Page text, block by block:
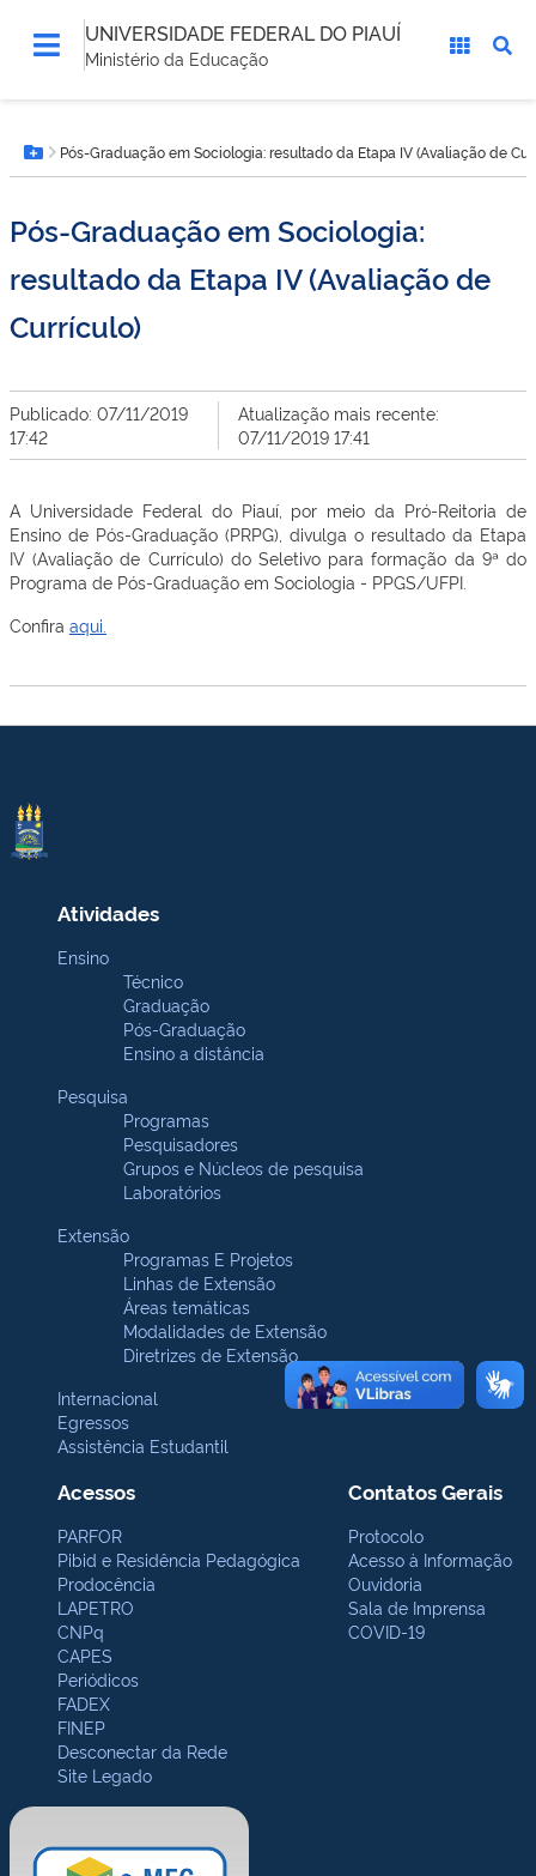
UNIVERSIDADE FEDERAL DO PIAUÍ
Ministério da Educação
está
aqui:Botão Menu
Pós-Graduação em Sociologia: resultado da Etapa IV (Avaliação de
Pós-Graduação em Sociologia:
resultado da Etapa IV (Avaliação de
Currículo)
Publicado: 07/11/2019
17:42
Atualização mais recente:
07/11/2019 17:41
A Universidade Federal do Piauí, por meio da Pró-Reitoria de
Ensino de Pós-Graduação (PRPG), divulga o resultado da Etapa
IV (Avaliação de Currículo) do Seletivo para formação da 9ª do
Programa de Pós-Graduação em Sociologia - PPGS/UFPI.
Confira aqui.
Atividades
Ensino
Técnico
Graduação
Pós-Graduação
Ensino a distância
Pesquisa
Programas
Pesquisadores
Grupos e Núcleos de pesquisa
Laboratórios
Extensão
Programas E Projetos
Linhas de Extensão
Áreas temáticas
Modalidades de Extensão
Diretrizes de Extensão
Internacional
Egressos
Assistência Estudantil
Acessos
PARFOR
Pibid e Residência Pedagógica
Prodocência
LAPETRO
CNPq
CAPES
Periódicos
FADEX
FINEP
Desconectar da Rede
Site Legado
Contatos Gerais
Protocolo
Acesso à Informação
Ouvidoria
Sala de Imprensa
COVID-19